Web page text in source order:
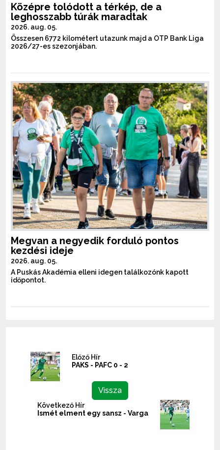
Középre tolódott a térkép, de a
leghosszabb túrák maradtak
2026. aug. 05.
Összesen 6772 kilométert utazunk majd a OTP Bank Liga
2026/27-es szezonjában.
Megvan a negyedik forduló pontos
kezdési ideje
2026. aug. 05.
A Puskás Akadémia elleni idegen találkozónk kapott
időpontot.
Előző Hír
PAKS - PAFC 0 - 2
Vissza
Következő Hír
Ismét elment egy sansz - Varga